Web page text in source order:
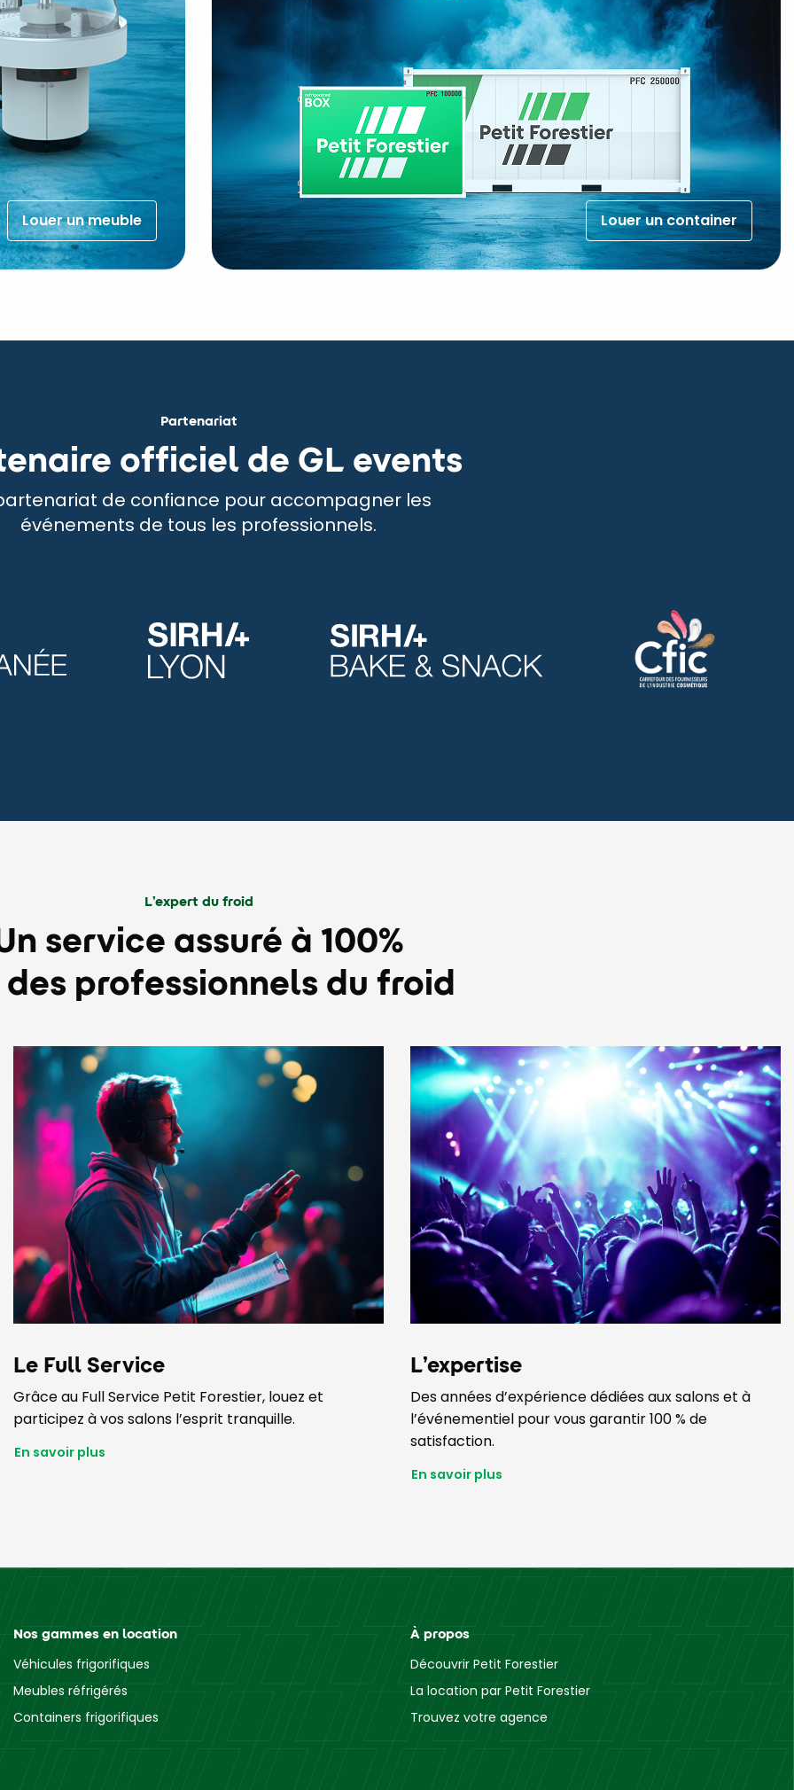
Louer un meuble Louer un container
Partenariat
officiel de GL events
de confiance pour accompagner les
événements de tous les professionnels.
L’expert du froid
service assuré à 100%
professionnels du froid
Le Full Service
Grâce au Full Service Petit Forestier, louez et
participez à vos salons l’esprit tranquille.
En savoir plus
L’expertise
Des années d’expérience dédiées aux salons et à
l’événementiel pour vous garantir 100 % de
satisfaction.
En savoir plus
Nos gammes en location
Véhicules frigorifiques
Meubles réfrigérés
Containers frigorifiques
À propos
Découvrir Petit Forestier
La location par Petit Forestier
Trouvez votre agence